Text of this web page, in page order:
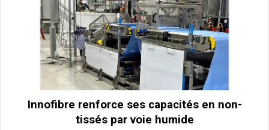
Innofibre renforce ses capacités en non-
tissés par voie humide